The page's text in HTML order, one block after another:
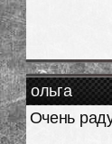
ольга
Очень